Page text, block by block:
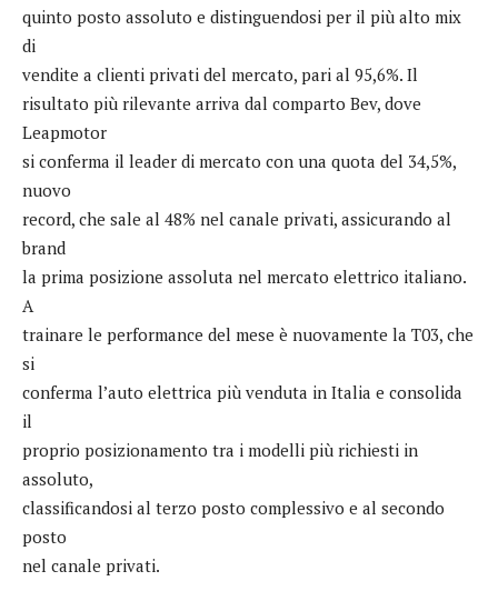
quinto posto assoluto e distinguendosi per il più alto mix
di
vendite a clienti privati del mercato, pari al 95,6%. Il
risultato più rilevante arriva dal comparto Bev, dove
Leapmotor
si conferma il leader di mercato con una quota del 34,5%,
nuovo
record, che sale al 48% nel canale privati, assicurando al
brand
la prima posizione assoluta nel mercato elettrico italiano.
A
trainare le performance del mese è nuovamente la T03, che
si
conferma l’auto elettrica più venduta in Italia e consolida
il
proprio posizionamento tra i modelli più richiesti in
assoluto,
classificandosi al terzo posto complessivo e al secondo
posto
nel canale privati.